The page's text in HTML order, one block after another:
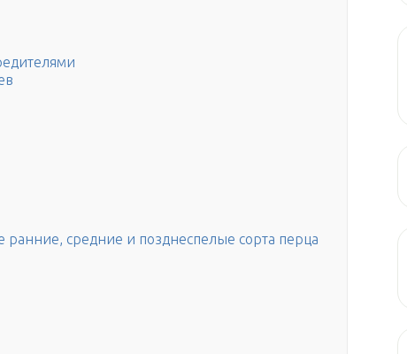
ранние, средние и позднеспелые сорта перца